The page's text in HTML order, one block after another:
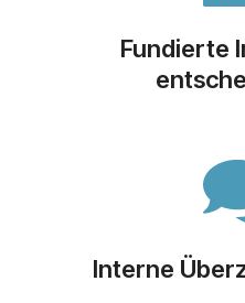
Fundierte
Interne